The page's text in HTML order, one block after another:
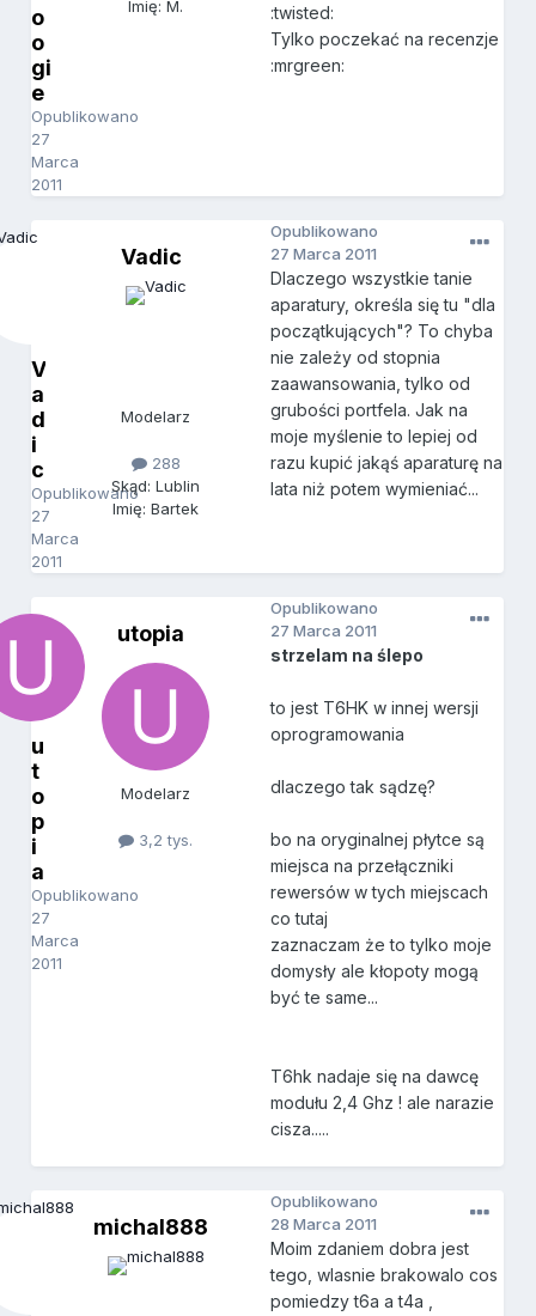
o
o
gi
e
Opublikowano
27
Marca
2011
Imię: M.
:twisted:
Tylko poczekać na recenzje
:mrgreen:
V
a
d
i
c
Opublikowano
27
Marca
2011
Vadic
Modelarz
288
Skąd: Lublin
Imię: Bartek
Opublikowano
27 Marca 2011
Dlaczego wszystkie tanie
aparatury, określa się tu "dla
początkujących"? To chyba
nie zależy od stopnia
zaawansowania, tylko od
grubości portfela. Jak na
moje myślenie to lepiej od
razu kupić jakąś aparaturę na
lata niż potem wymieniać...
u
t
o
p
i
a
Opublikowano
27
Marca
2011
utopia
Modelarz
3,2 tys.
Opublikowano
27 Marca 2011
strzelam na ślepo
to jest T6HK w innej wersji
oprogramowania
dlaczego tak sądzę?
bo na oryginalnej płytce są
miejsca na przełączniki
rewersów w tych miejscach
co tutaj
zaznaczam że to tylko moje
domysły ale kłopoty mogą
być te same...
T6hk nadaje się na dawcę
modułu 2,4 Ghz ! ale narazie
cisza.....
michal888
Opublikowano
28 Marca 2011
Moim zdaniem dobra jest
tego, wlasnie brakowalo cos
pomiedzy t6a a t4a ,